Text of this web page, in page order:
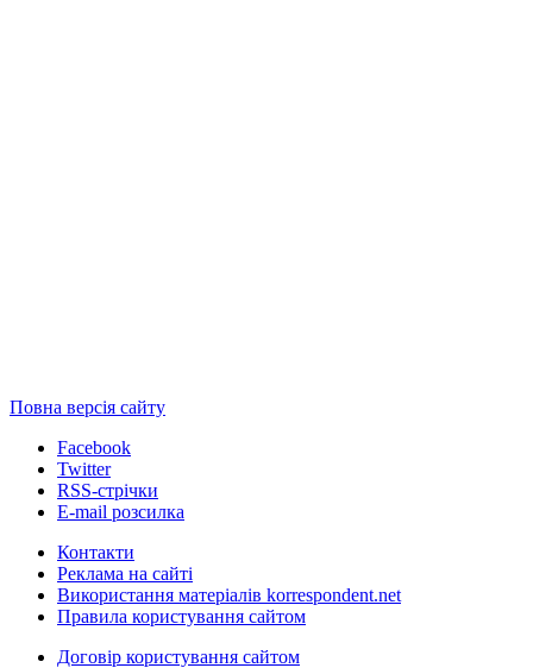
Повна версія сайту
Facebook
Twitter
RSS-стрічки
E-mail розсилка
Контакти
Реклама на сайті
Використання матеріалів korrespondent.net
Правила користування сайтом
Договір користування сайтом